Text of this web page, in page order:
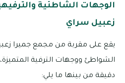
الوجهات الشاطئية
زعبيل سراي
يقع على مقربة من مجمع جميرا
دقيقة من بينها ما يلي: